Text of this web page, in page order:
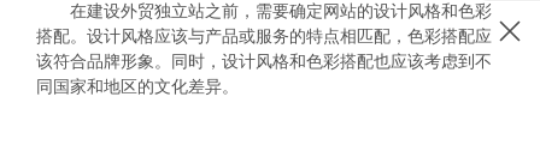
在建设外贸独立站之前，需要确定网站的设计风格和色彩
搭配。设计风格应该与产品或服务的特点相匹配，色彩搭配应
该符合品牌形象。同时，设计风格和色彩搭配也应该考虑到不
同国家和地区的文化差异。